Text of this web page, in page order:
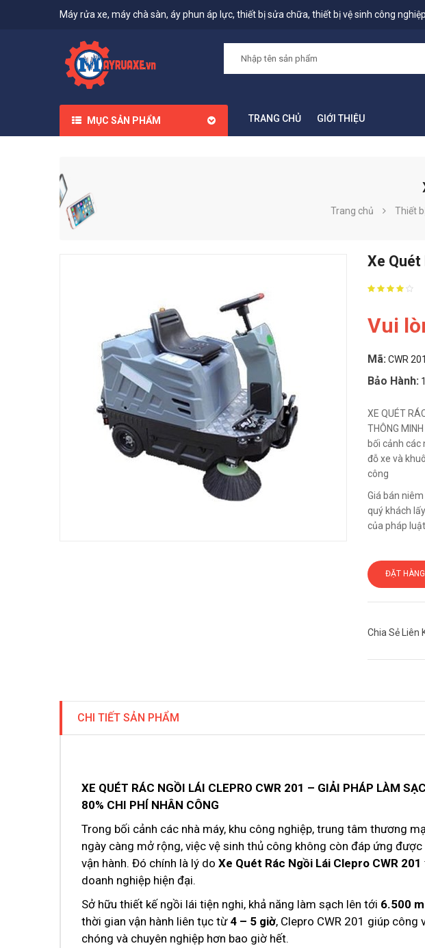
Máy rửa xe, máy chà sàn, áy phun áp lực, thiết bị sửa chữa, thiết bị vệ sinh công nghiệp
MỤC SẢN PHẨM TRANG CHỦ GIỚI THIỆU
Trang chủ Thiết
Xe Quét
Vui
Mã: CWR 201
Bảo Hành:
XE QUÉT
THÔNG
bối cảnh
đỗ xe và
công
Giá bán
quý khách
của pháp luật
ĐẶT HÀNG
Chia Sẻ Liên
CHI TIẾT SẢN PHẨM
XE QUÉT RÁC NGỒI LÁI CLEPRO CWR 201 – GIẢI PHÁP LÀM
80% CHI PHÍ NHÂN CÔNG
Trong bối cảnh các nhà máy, khu công nghiệp, trung tâm thương
ngày càng mở rộng, việc vệ sinh thủ công không còn đáp ứng
vận hành. Đó chính là lý do Xe Quét Rác Ngồi Lái Clepro CWR 201
doanh nghiệp hiện đại.
Sở hữu thiết kế ngồi lái tiện nghi, khả năng làm sạch lên tới 6.500
thời gian vận hành liên tục từ 4 – 5 giờ, Clepro CWR 201 giúp công
chóng và chuyên nghiệp hơn bao giờ hết.